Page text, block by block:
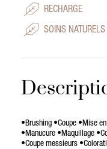
RECHARGE
SOINS NATURELS
•Brushing •Coupe •Mise
•Manucure •Maquillage
•Coupe messieurs